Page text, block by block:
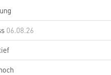
06.08.26